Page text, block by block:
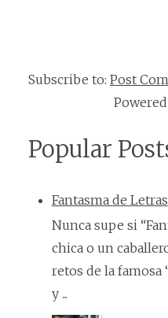
Subscribe to: Post
Popular
Fantasma de Letras
Nunca supe si
chica o un
retos de la famosa
y ...